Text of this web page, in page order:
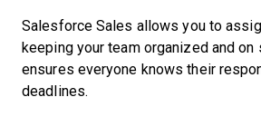
Salesforce Sales allows you to
keeping your team organized and on
ensures everyone knows their
deadlines.